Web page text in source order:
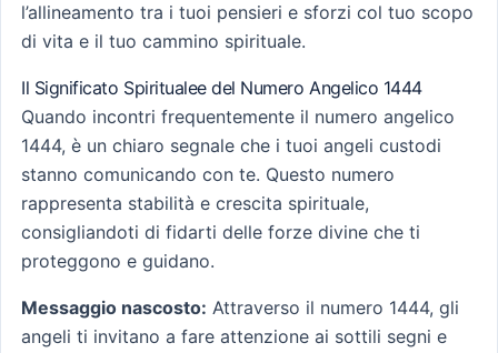
l’allineamento tra i tuoi pensieri e sforzi col tuo scopo
di vita e il tuo cammino spirituale.
Il Significato Spiritualee del Numero Angelico 1444
Quando incontri frequentemente il numero angelico
1444, è un chiaro segnale che i tuoi angeli custodi
stanno comunicando con te. Questo numero
rappresenta stabilità e crescita spirituale,
consigliandoti di fidarti delle forze divine che ti
proteggono e guidano.
Messaggio nascosto: Attraverso il numero 1444, gli
angeli ti invitano a fare attenzione ai sottili segni e